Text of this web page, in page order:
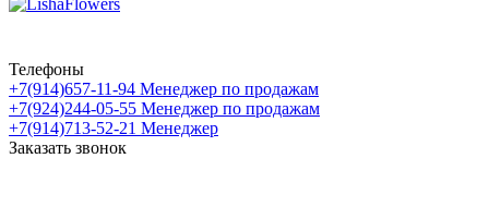
Телефоны
+7(914)657-11-94 Менеджер по продажам
+7(924)244-05-55 Менеджер по продажам
+7(914)713-52-21 Менеджер
Заказать звонок